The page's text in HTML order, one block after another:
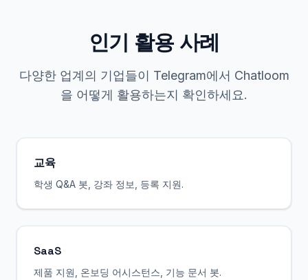
인기 활용 사례
다양한 업계의 기업들이 Telegram에서 Chatloom
을 어떻게 활용하는지 확인하세요.
교육
학생 Q&A 봇, 강좌 정보, 등록 지원.
SaaS
제품 지원, 온보딩 어시스턴스, 기능 문서 봇.